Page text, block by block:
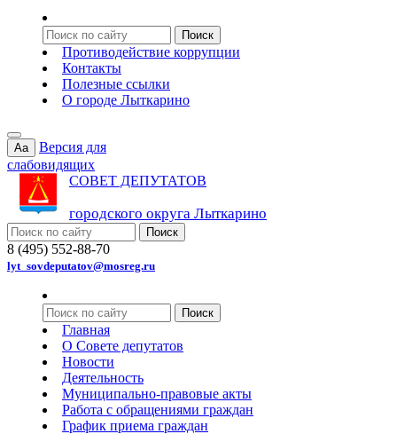
Противодействие коррупции
Контакты
Полезные ссылки
О городе Лыткарино
Aa
Версия для
слабовидящих
СОВЕТ ДЕПУТАТОВ
городского округа Лыткарино
8 (495) 552-88-70
lyt_sovdeputatov@mosreg.ru
Главная
О Совете депутатов
Новости
Деятельность
Муниципально-правовые акты
Работа с обращениями граждан
График приема граждан